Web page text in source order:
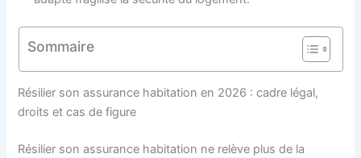
Sommaire
Résilier son assurance habitation en 2026 : cadre légal,
droits et cas de figure
Résilier son assurance habitation ne relève plus de la